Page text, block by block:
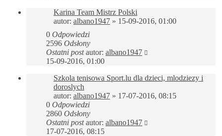
Karina Team Mistrz Polski
autor: albano1947 » 15-09-2016, 01:00
0 Odpowiedzi
2596 Odsłony
Ostatni postautor: albano1947
15-09-2016, 01:00
Szkola tenisowa Sport.lu dla dzieci, mlodziezy i
doroslych
autor: albano1947 » 17-07-2016, 08:15
0 Odpowiedzi
2860 Odsłony
Ostatni postautor: albano1947
17-07-2016, 08:15